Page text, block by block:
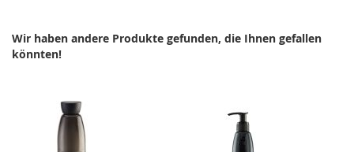
Wir haben andere Produkte gefunden, die Ihnen gefallen
könnten!